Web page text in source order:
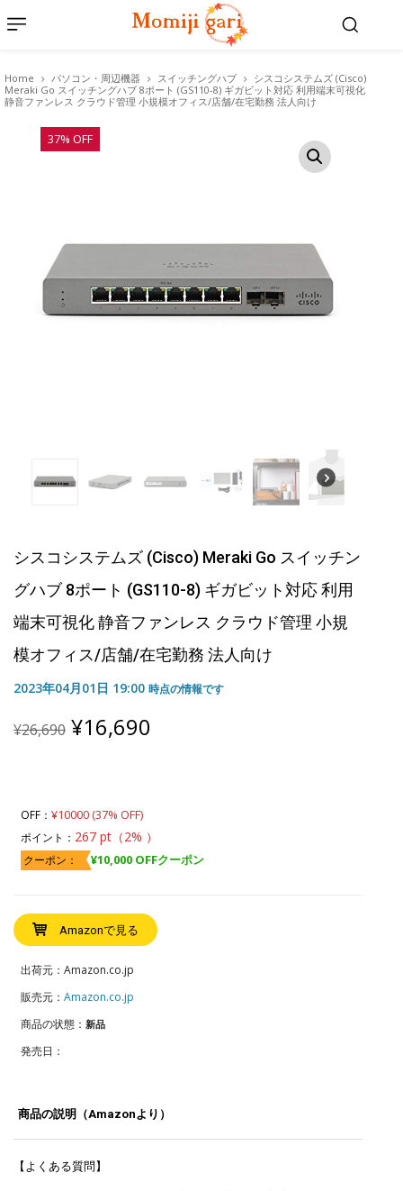
Home パソコン・周辺機器 スイッチングハブ
シスコシステムズ (Cisco)
Meraki Go スイッチングハブ 8ポート (GS110-8) ギガビット対応 利用端末可視化
静音ファンレス クラウド管理 小規模オフィス/店舗/在宅勤務 法人向け
37% OFF
シスコシステムズ (Cisco) Meraki Go スイッチン
グハブ 8ポート (GS110-8) ギガビット対応 利用
端末可視化 静音ファンレス クラウド管理 小規
模オフィス/店舗/在宅勤務 法人向け
2023年04月01日 19:00 時点の情報です
¥26,690 Original
price
¥16,690
OFF： ¥10000 (37% OFF)
ポイント： 267 pt（2% ）
クーポン： ¥10,000 OFFクーポン
Amazonで見る
出荷元：Amazon.co.jp
販売元： Amazon.co.jp
商品の状態： 新品
発売日：
商品の説明（Amazonより）
【よくある質問】